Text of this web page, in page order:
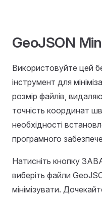
GeoJSON
Використовуйте цей
інструмент для
розмір файлів,
точність координат
необхідності
програмного
Натисніть кнопку
виберіть файли
мінімізувати.